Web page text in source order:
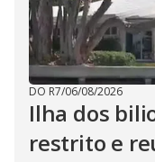
DO R7/06/08/2026
Ilha dos
restrito e